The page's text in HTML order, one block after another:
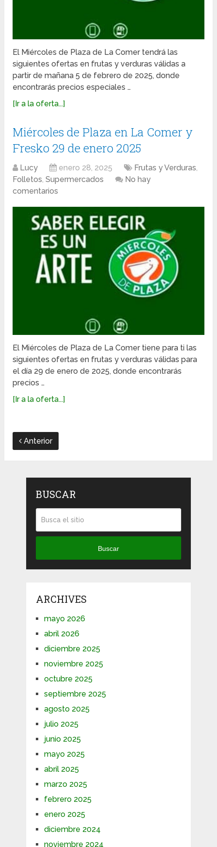
El Miércoles de Plaza de La Comer tendrá las
siguientes ofertas en frutas y verduras válidas a
partir de mañana 5 de febrero de 2025, donde
encontrarás precios especiales …
[Ir a la oferta...]
Miércoles de Plaza en La Comer y
Fresko 29 de enero 2025
Lucy enero 28, 2025 Frutas y Verduras,
Folletos,Supermercados
No hay
comentarios
El Miércoles de Plaza de La Comer tiene para ti las
siguientes ofertas en frutas y verduras válidas para
el día 29 de enero de 2025, donde encontrarás
precios …
[Ir a la oferta...]
Anterior
BUSCAR
Buscar
ARCHIVES
mayo 2026
abril 2026
diciembre 2025
noviembre 2025
octubre 2025
septiembre 2025
agosto 2025
julio 2025
junio 2025
mayo 2025
abril 2025
marzo 2025
febrero 2025
enero 2025
diciembre 2024
noviembre 2024